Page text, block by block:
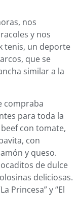
nos
y nos
tenis, un deporte
que se
similar a la
compraba
para toda la
con tomate,
con
y queso.
de dulce
deliciosas.
Princesa” y “El